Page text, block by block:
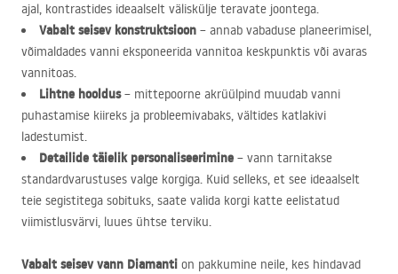
ajal, kontrastides ideaalselt väliskülje teravate joontega.
Vabalt seisev konstruktsioon – annab vabaduse planeerimisel,
võimaldades vanni eksponeerida vannitoa keskpunktis või avaras
vannitoas.
Lihtne hooldus– mittepoorne akrüülpind muudab vanni
puhastamise kiireks ja probleemivabaks, vältides katlakivi
ladestumist.
Detailide täielik personaliseerimine – vann tarnitakse
standardvarustuses valge korgiga. Kuid selleks, et see ideaalselt
teie segistitega sobituks, saate valida korgi katte eelistatud
viimistlusvärvi, luues ühtse terviku.
Vabalt seisev vann Diamanti on pakkumine neile, kes hindavad